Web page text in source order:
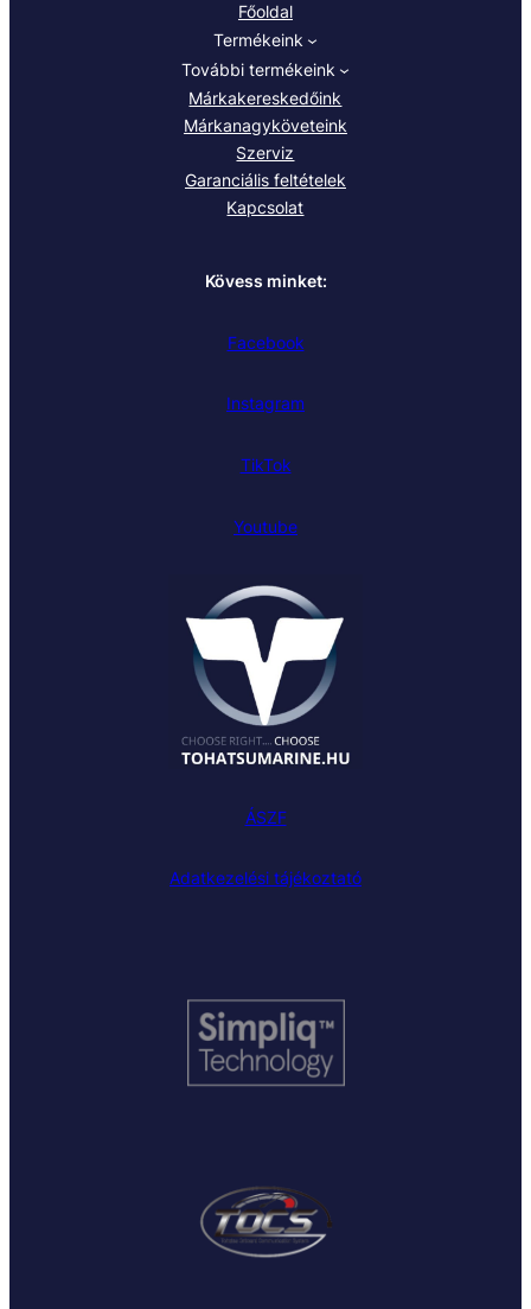
Főoldal
Termékeink
További termékeink
Márkakereskedőink
Márkanagyköveteink
Szerviz
Garanciális feltételek
Kapcsolat
Kövess minket:
Facebook
Instagram
TikTok
Youtube
ÁSZF
Adatkezelési tájékoztató